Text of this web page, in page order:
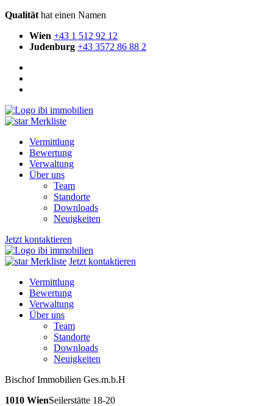
Qualität hat einen Namen
Wien +43 1 512 92 12
Judenburg +43 3572 86 88 2
Merkliste
Vermittlung
Bewertung
Verwaltung
Über uns
Team
Standorte
Downloads
Neuigkeiten
Jetzt kontaktieren
Merkliste Jetzt kontaktieren
Vermittlung
Bewertung
Verwaltung
Über uns
Team
Standorte
Downloads
Neuigkeiten
Bischof Immobilien Ges.m.b.H
1010 WienSeilerstätte 18-20